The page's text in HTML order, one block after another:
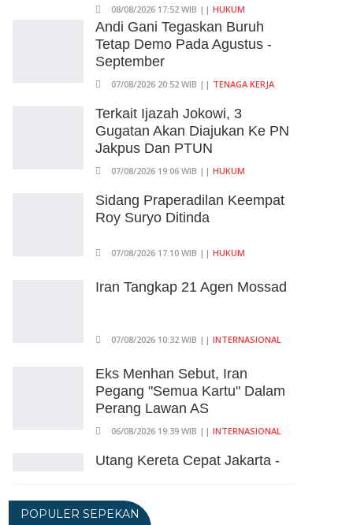
08/08/2026 17:52 WIB || HUKUM
Andi Gani Tegaskan Buruh
Tetap Demo Pada Agustus -
September
07/08/2026 20:52 WIB || TENAGA KERJA
Terkait Ijazah Jokowi, 3
Gugatan Akan Diajukan Ke PN
Jakpus Dan PTUN
07/08/2026 19:06 WIB || HUKUM
Sidang Praperadilan Keempat
Roy Suryo Ditinda
07/08/2026 17:10 WIB || HUKUM
Iran Tangkap 21 Agen Mossad
07/08/2026 10:32 WIB || INTERNASIONAL
Eks Menhan Sebut, Iran
Pegang "Semua Kartu" Dalam
Perang Lawan AS
06/08/2026 19:39 WIB || INTERNASIONAL
Utang Kereta Cepat Jakarta -
06/08/2026 19:02 WIB ||
POPULER SEPEKAN